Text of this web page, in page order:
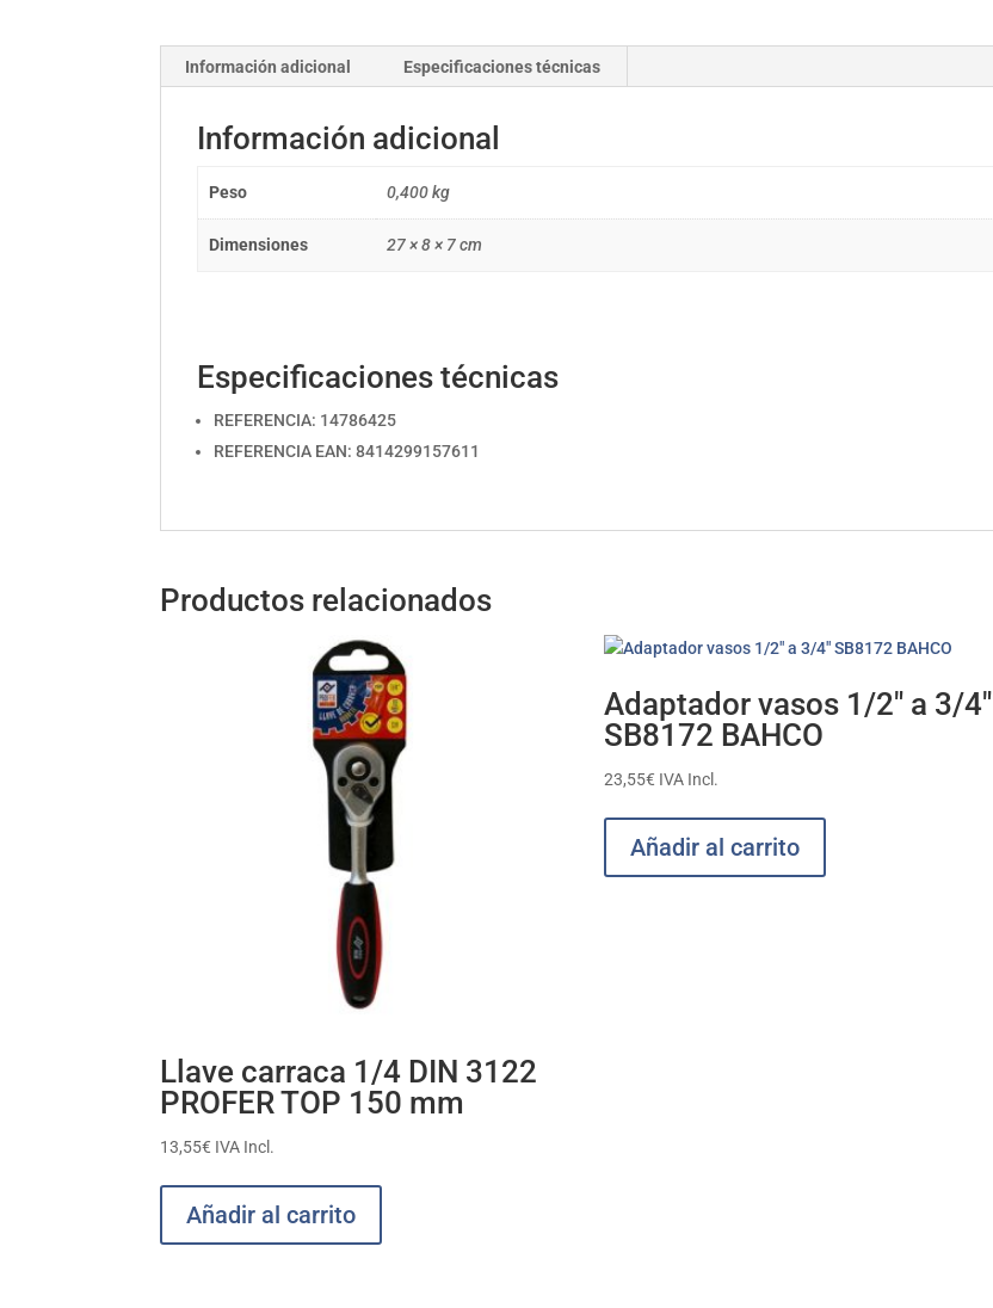
Información adicional Especificaciones técnicas
Información adicional
Peso 0,400 kg
Dimensiones 27 × 8 × 7 cm
Especificaciones técnicas
REFERENCIA: 14786425
REFERENCIA EAN: 8414299157611
Productos relacionados
Llave carraca 1/4 DIN 3122
PROFER TOP 150 mm
13,55€ IVA Incl.
Añadir al carrito
Adaptador vasos 1/2″ a 3/4″
SB8172 BAHCO
23,55€ IVA Incl.
Añadir al carrito